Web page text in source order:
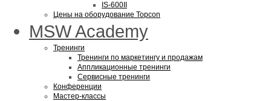
IS-600II
Цены на оборудование Topcon
MSW Academy
Тренинги
Тренинги по маркетингу и продажам
Аппликационные тренинги
Сервисные тренинги
Конференции
Мастер-классы